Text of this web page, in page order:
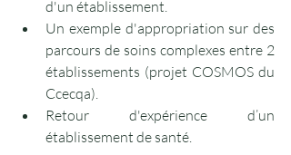
d'un établissement.
Un exemple d'appropriation sur des
parcours de soins complexes entre 2
établissements (projet COSMOS du
Ccecqa).
Retour d'expérience d’un
établissement de santé.